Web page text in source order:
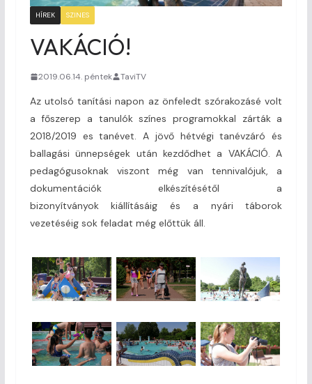
HÍREK SZINES
VAKÁCIÓ!
2019.06.14. péntek TaviTV
Az utolsó tanítási napon az önfeledt szórakozásé volt
a főszerep a tanulók színes programokkal zárták a
2018/2019 es tanévet. A jövő hétvégi tanévzáró és
ballagási ünnepségek után kezdődhet a VAKÁCIÓ. A
pedagógusoknak viszont még van tennivalójuk, a
dokumentációk elkészítésétől a
bizonyítványok kiállításáig és a nyári táborok
vezetéséig sok feladat még előttük áll.